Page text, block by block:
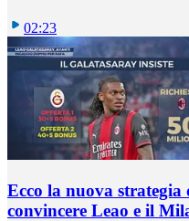
02:23
Ecco la nuova
convincere Leao e il